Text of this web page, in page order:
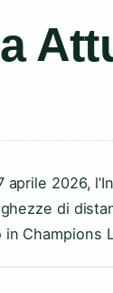
2026,
di
Champions